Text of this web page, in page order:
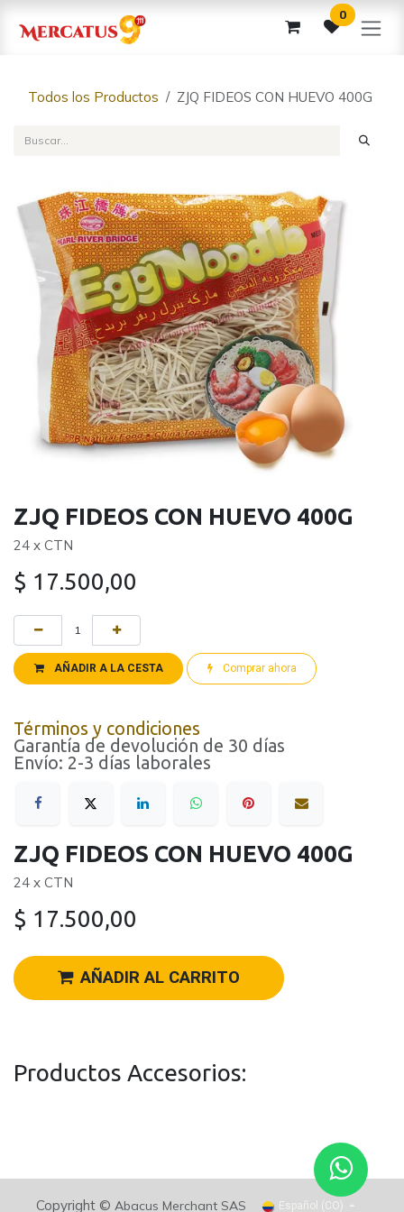
0
Todos los Productos ZJQ FIDEOS CON HUEVO 400G
ZJQ FIDEOS CON HUEVO 400G
24 x CTN
$ 17.500,00
AÑADIR A LA CESTA Comprar ahora
Términos y condiciones
Garantía de devolución de 30 días
Envío: 2-3 días laborales
ZJQ FIDEOS CON HUEVO 400G
24 x CTN
$ 17.500,00
AÑADIR AL CARRITO
Productos Accesorios:
Copyright © Abacus Merchant SAS Español (CO)